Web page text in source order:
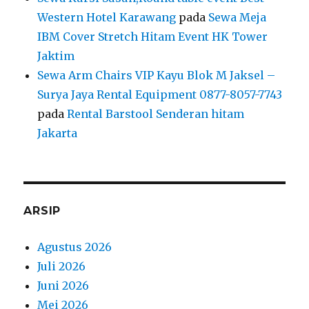
ARSIP
Agustus 2026
Juli 2026
Juni 2026
April 2026
Januari 2026
Desember 2025
November 2025
Oktober 2025